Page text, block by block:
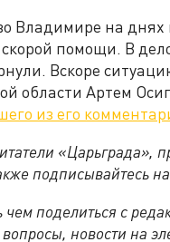
Владимире на днях
помощи. В
Вскоре
области Артем
из его
«Царьграда»,
подписывайтесь
чем поделиться с
новости на